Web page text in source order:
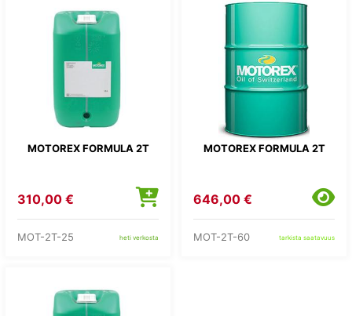
MOTOREX FORMULA 2T
310,00 €
MOT-2T-25 heti verkosta
MOTOREX FORMULA 2T
646,00 €
MOT-2T-60 tarkista saatavuus